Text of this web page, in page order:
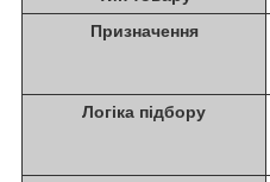
Призначення
Логіка підбору